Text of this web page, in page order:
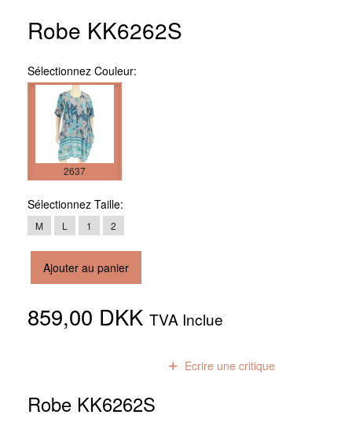
Robe KK6262S
Sélectionnez Couleur:
2637
Sélectionnez Taille:
M L 1 2
Ajouter au panier
859,00 DKK TVA Inclue
Ecrire une critique
Robe KK6262S